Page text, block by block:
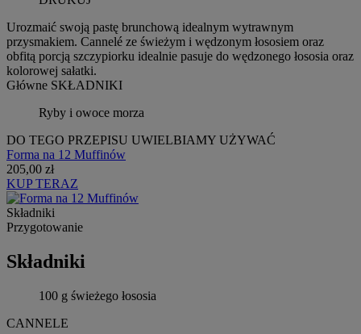
Urozmaić swoją pastę brunchową idealnym wytrawnym
przysmakiem. Cannelé ze świeżym i wędzonym łososiem oraz
obfitą porcją szczypiorku idealnie pasuje do wędzonego łososia oraz
kolorowej sałatki.
Główne SKŁADNIKI
Ryby i owoce morza
DO TEGO PRZEPISU UWIELBIAMY UŻYWAĆ
Forma na 12 Muffinów
205,00 zł
KUP TERAZ
Składniki
Przygotowanie
Składniki
100 g świeżego łososia
CANNELE